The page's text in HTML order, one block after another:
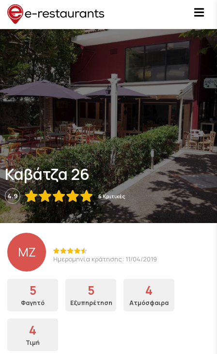
Καβάτζα 26
4.9 6 Κριτικές
ΜΖ Ημερομηνία κράτησης: 11/04/2019
5
Φαγητό
5
Εξυπηρέτηση
4
Ατμόσφαιρα
4
Τιμή